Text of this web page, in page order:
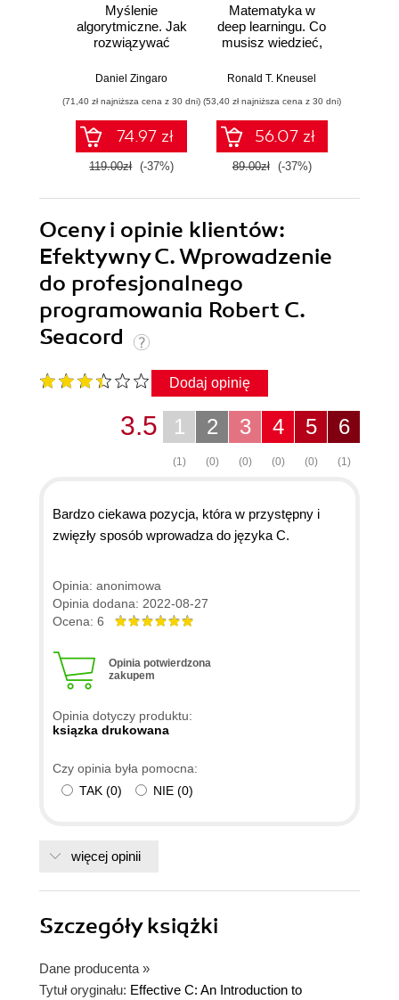
Myślenie
algorytmiczne. Jak
rozwiązywać
pomocą
Wydanie II
Daniel Zingaro
(71,40 zł najniższa cena z 30 dni)
74.97 zł
119.00zł (-37%)
Matematyka w
deep learningu. Co
musisz wiedzieć,
sieci neuronowe
Ronald T. Kneusel
(53,40 zł najniższa cena z 30 dni)
56.07 zł
89.00zł (-37%)
Oceny i opinie klientów:
Efektywny C. Wprowadzenie
do profesjonalnego
programowania Robert C.
Seacord
Dodaj opinię
6
(1)
5
(0)
4
(0)
3
(0)
2
(0)
1
(1)
3.5
Bardzo ciekawa pozycja, która w przystępny i
zwięzły sposób wprowadza do języka C.
Opinia: anonimowa
Opinia dodana: 2022-08-27
Ocena: 6
Opinia potwierdzona
zakupem
Opinia dotyczy produktu:
ksiązka drukowana
Czy opinia była pomocna:
TAK (0) NIE (0)
więcej opinii
Szczegółyksiążki
Dane producenta »
Tytuł oryginału: Effective C: An Introduction to